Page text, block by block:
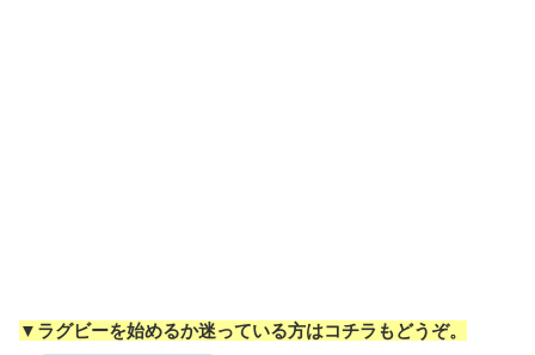
▼ラグビーを始めるか迷っている方はコチラもどうぞ。